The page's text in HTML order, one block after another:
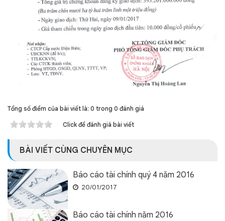
Tổng số điểm của bài viết là: 0 trong 0 đánh giá
Click để đánh giá bài viết
BÀI VIẾT CÙNG CHUYÊN MỤC
Báo cáo tài chính quý 4 năm 2016
20/01/2017
Báo cáo tài chính năm 2016